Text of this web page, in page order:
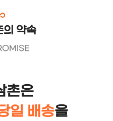
의 약속
촌은
일 배송을